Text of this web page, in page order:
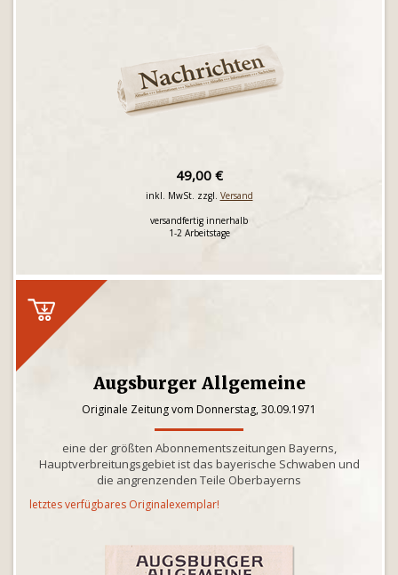
49,00 €
inkl. MwSt. zzgl. Versand
versandfertig innerhalb
1-2 Arbeitstage
Augsburger Allgemeine
Originale Zeitung vom Donnerstag, 30.09.1971
eine der größten Abonnementszeitungen Bayerns,
Hauptverbreitungsgebiet ist das bayerische Schwaben und
die angrenzenden Teile Oberbayerns
letztes verfügbares Originalexemplar!